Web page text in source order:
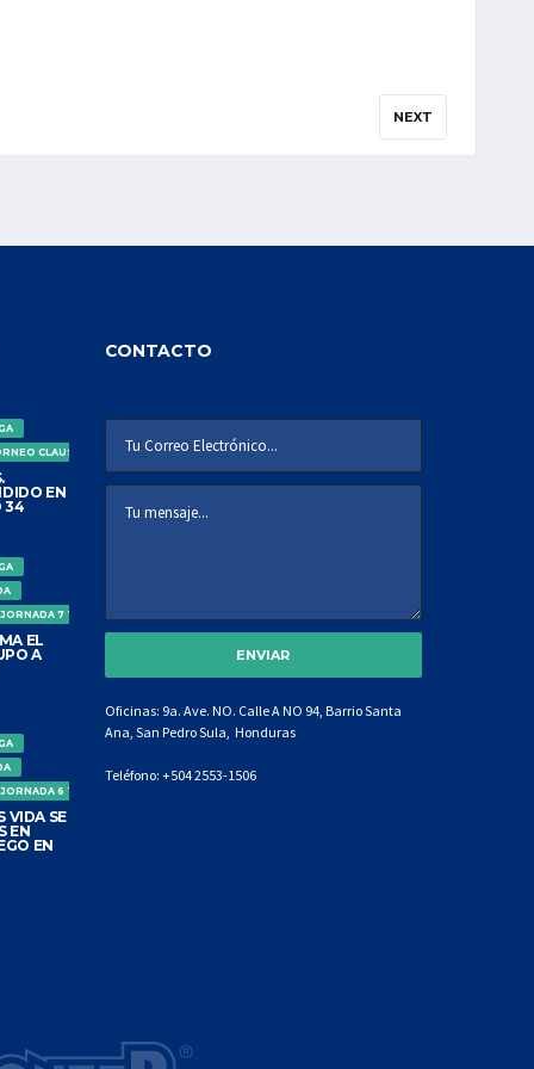
NEXT
CLAUSURA
EN
34
7 TORNEO CLAUSURA
EL
A
6 TORNEO CLAUSURA
VIDA SE
EN
EN
CONTACTO
Oficinas: 9a. Ave. NO. Calle A NO 94, Barrio Santa
Ana, San Pedro Sula, Honduras
Teléfono: +504 2553-1506